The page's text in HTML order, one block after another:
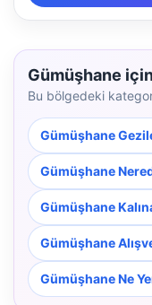
Gümüşhane
Bu bölgedeki
Gümüşhane
Gümüşhane
Gümüşhane
Gümüşhane
Gümüşhane Ne